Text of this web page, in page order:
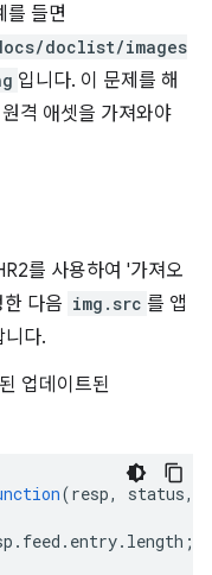
를 들면
doclist/images
입니다. 이 문제를 해
격 애셋을 가져와야
를 사용하여 '가져오
다음 img.src 를 앱
니다.
업데이트된
(resp, status,
. feed . entry. length ;